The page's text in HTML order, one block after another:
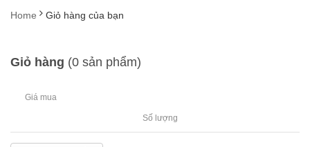
Home Giỏ hàng của bạn
Giỏ hàng (0 sản phẩm)
Giá mua
Số lượng